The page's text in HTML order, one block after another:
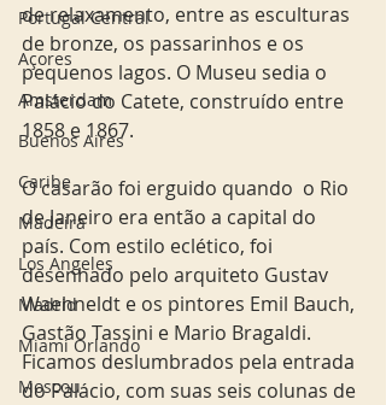
Portugal Central
Açores
Amsterdam
Buenos Aires
Caribe
Madeira
Los Angeles
Madrid
Miami Orlando
Moscou
de relaxamento, entre as esculturas
de bronze, os passarinhos e os
pequenos lagos. O Museu sedia o
Palácio do Catete, construído entre
1858 e 1867.
O casarão foi erguido quando  o Rio
de Janeiro era então a capital do
país. Com estilo eclético, foi
desenhado pelo arquiteto Gustav
Waehneldt e os pintores Emil Bauch,
Gastão Tassini e Mario Bragaldi.
Ficamos deslumbrados pela entrada
do Palácio, com suas seis colunas de